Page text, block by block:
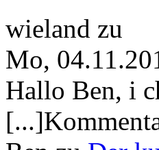
wieland zu
Mo,
Hallo Ben, i